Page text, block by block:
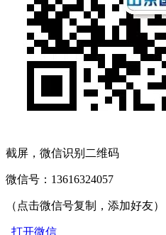
截屏，微信识别二维码
微信号： 13616324057
（点击微信号复制，添加好友）
打开微信